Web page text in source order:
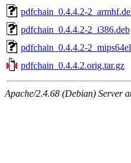
pdfchain_0.4.4.2-
pdfchain_0.4.4.2-2_i386.deb
pdfchain_0.4.4.2-
pdfchain_0.4.4.2.orig.tar.gz
Apache/2.4.68 (Debian) Server